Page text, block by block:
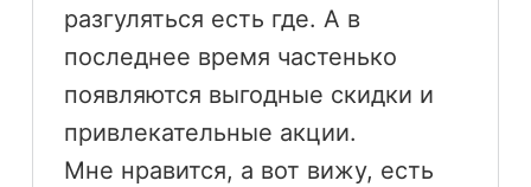
разгуляться есть где. А в
последнее время частенько
появляются выгодные скидки и
привлекательные акции.
Мне нравится, а вот вижу, есть